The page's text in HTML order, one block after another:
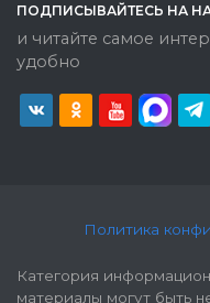
ПОДПИСЫВАЙТЕСЬ НА
и читайте самое
удобно
Политика
Категория
материалы могут быть